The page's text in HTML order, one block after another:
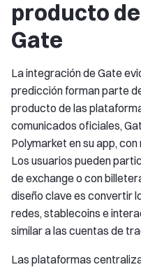
producto
Gate
La integración de Gate
predicción forman parte
producto de las
comunicados oficiales,
Polymarket en su app,
Los usuarios pueden
de exchange o con
diseño clave es convertir
redes, stablecoins e
similar a las cuentas de
Las plataformas